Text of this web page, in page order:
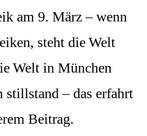
am 9. März – wenn
steht die Welt
Welt in München
stillstand – das erfahrt
Beitrag.